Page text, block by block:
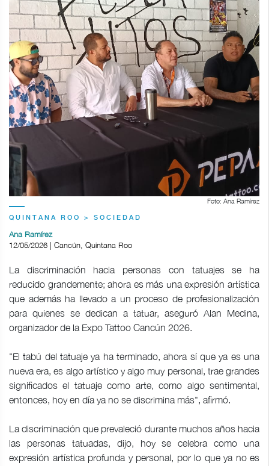
Foto: Ana Ramírez
QUINTANA ROO > SOCIEDAD
Ana Ramírez
12/05/2026 | Cancún, Quintana Roo
La discriminación hacia personas con tatuajes se ha
reducido grandemente; ahora es más una expresión artística
que además ha llevado a un proceso de profesionalización
para quienes se dedican a tatuar, aseguró Alan Medina,
organizador de la Expo Tattoo Cancún 2026.
"El tabú del tatuaje ya ha terminado, ahora sí que ya es una
nueva era, es algo artístico y algo muy personal, trae grandes
significados el tatuaje como arte, como algo sentimental,
entonces, hoy en día ya no se discrimina más", afirmó.
La discriminación que prevaleció durante muchos años hacia
las personas tatuadas, dijo, hoy se celebra como una
expresión artística profunda y personal, por lo que ya no es